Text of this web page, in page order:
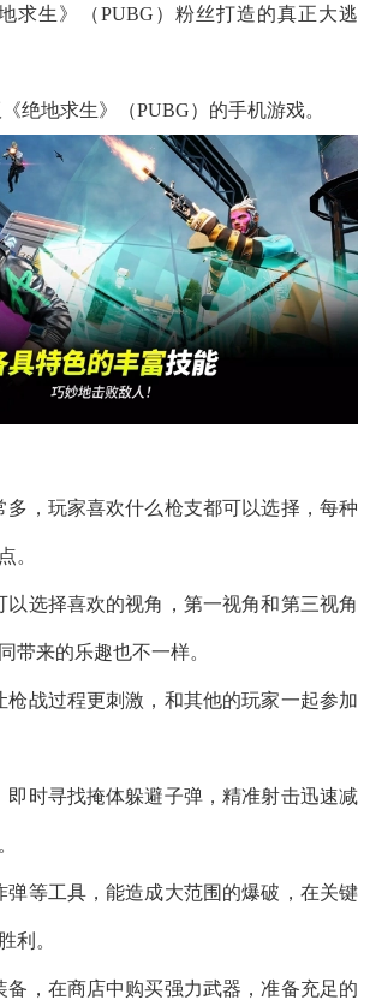
求生》（PUBG）粉丝打造的真正大逃
绝地求生》（PUBG）的手机游戏。
多，玩家喜欢什么枪支都可以选择，每种
。
以选择喜欢的视角，第一视角和第三视角
带来的乐趣也不一样。
枪战过程更刺激，和其他的玩家一起参加
即时寻找掩体躲避子弹，精准射击迅速减
弹等工具，能造成大范围的爆破，在关键
利。
备，在商店中购买强力武器，准备充足的